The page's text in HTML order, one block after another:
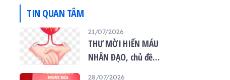
TIN QUAN TÂM
21/07/2026
THƯ MỜI HIẾN MÁU
NHÂN ĐẠO, chủ đề
28/07/2026